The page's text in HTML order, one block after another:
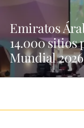
Emiratos
14.000
Mundial 2026